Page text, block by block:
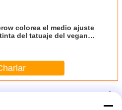
colorea el medio ajuste
del tatuaje del vegano